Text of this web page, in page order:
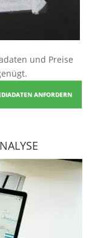
und Preise
ANFORDERN